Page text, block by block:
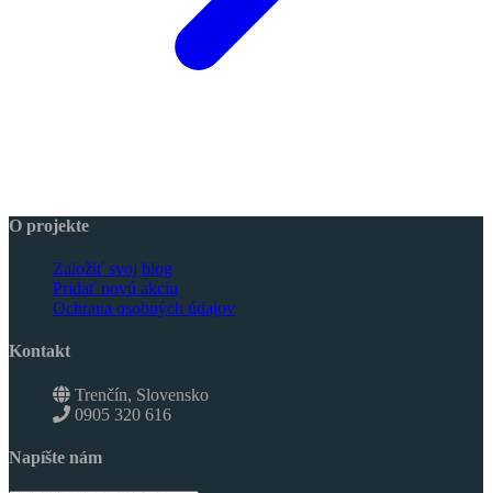
O projekte
Založiť svoj blog
Pridať novú akciu
Ochrana osobných údajov
Kontakt
Trenčín, Slovensko
0905 320 616
Napíšte nám